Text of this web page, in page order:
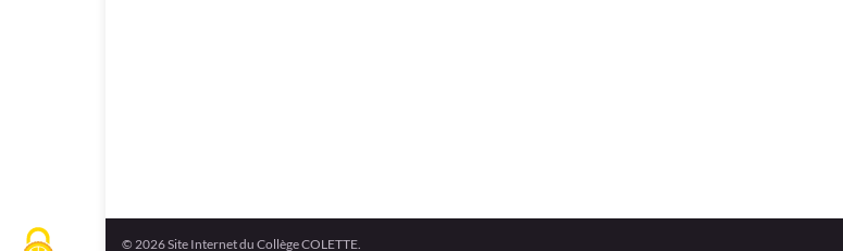
© 2026 Site Internet du Collège COLETTE.